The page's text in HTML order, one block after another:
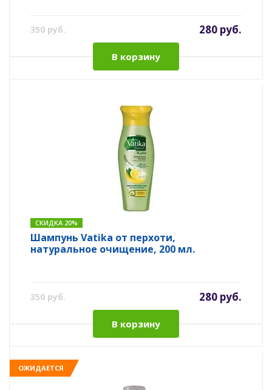
350 руб. 280 руб.
В корзину
СКИДКА 20%
Шампунь Vatika от перхоти,
натуральное очищение, 200 мл.
350 руб. 280 руб.
В корзину
ОЖИДАЕТСЯ